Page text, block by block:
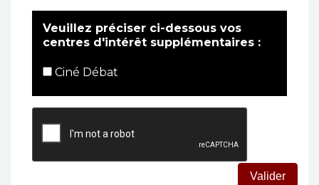
Veuillez préciser ci-dessous vos
centres d'intérêt supplémentaires :
Ciné Débat